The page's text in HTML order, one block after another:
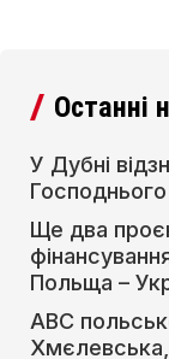
Останні
У Дубні
Господнього
Ще два
Польща –
АВС